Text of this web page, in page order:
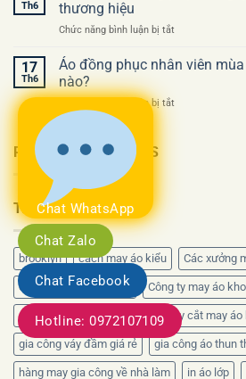
Chat WhatsApp
Chat Zalo
Chat Facebook
Hotline: 0972107109
lần
cho
kiện
nên
Th6
thương hiệu
Chức năng bình luận bị tắt
kế
phục
17
Th6
Áo đồng phục nhân viên
nào?
Chức năng bình luận bị tắt
chất
liệu
nào?
RECENT COMMENTS
TAG CLOUD
brooklyn cách may áo kiểu Các xưởng
công ty may hoàng gia Công ty may áo
công ty may áo thun giá rẻ dạy cắt may
gia công váy đầm giá rẻ gia công áo thun
hàng may gia công về nhà làm in áo lớp